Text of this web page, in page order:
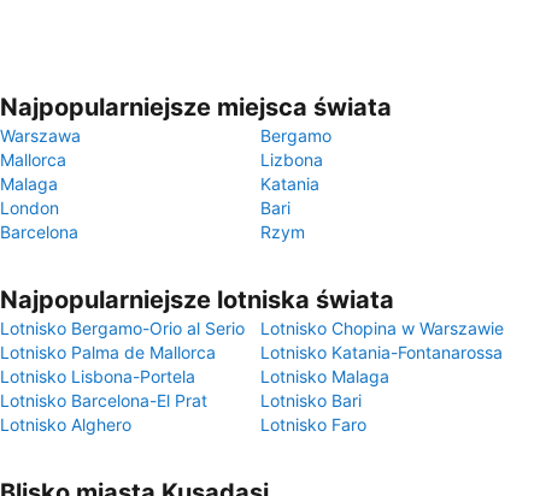
Najpopularniejsze miejsca świata
Warszawa
Bergamo
Mallorca
Lizbona
Malaga
Katania
London
Bari
Barcelona
Rzym
Najpopularniejsze lotniska świata
Lotnisko Bergamo-Orio al Serio
Lotnisko Chopina w Warszawie
Lotnisko Palma de Mallorca
Lotnisko Katania-Fontanarossa
Lotnisko Lisbona-Portela
Lotnisko Malaga
Lotnisko Barcelona-El Prat
Lotnisko Bari
Lotnisko Alghero
Lotnisko Faro